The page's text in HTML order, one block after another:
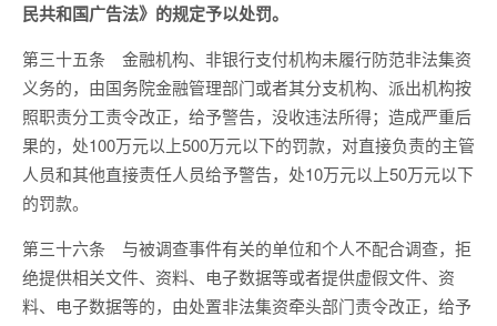
民共和国广告法》的规定予以处罚。
第三十五条 金融机构、非银行支付机构未履行防范非法集资
义务的，由国务院金融管理部门或者其分支机构、派出机构按
照职责分工责令改正，给予警告，没收违法所得；造成严重后
果的，处100万元以上500万元以下的罚款，对直接负责的主管
人员和其他直接责任人员给予警告，处10万元以上50万元以下
的罚款。
第三十六条 与被调查事件有关的单位和个人不配合调查，拒
绝提供相关文件、资料、电子数据等或者提供虚假文件、资
料、电子数据等的，由处置非法集资牵头部门责令改正，给予